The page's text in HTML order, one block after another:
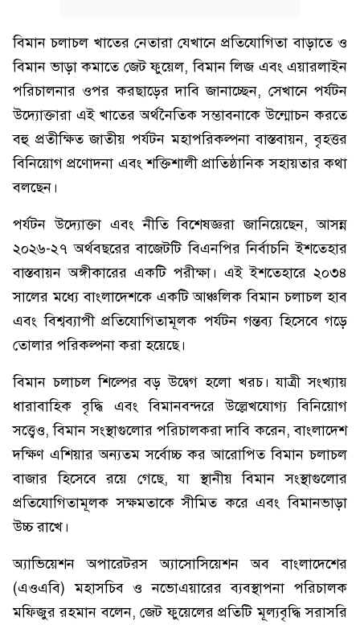
বিমান চলাচল খাতের নেতারা যেখানে প্রতিযোগিতা বাড়াতে ও
বিমান ভাড়া কমাতে জেট ফুয়েল, বিমান লিজ এবং এয়ারলাইন
পরিচালনার ওপর করছাড়ের দাবি জানাচ্ছেন, সেখানে পর্যটন
উদ্যোক্তারা এই খাতের অর্থনৈতিক সম্ভাবনাকে উন্মোচন করতে
বহু প্রতীক্ষিত জাতীয় পর্যটন মহাপরিকল্পনা বাস্তবায়ন, বৃহত্তর
বিনিয়োগ প্রণোদনা এবং শক্তিশালী প্রাতিষ্ঠানিক সহায়তার কথা
বলছেন।
পর্যটন উদ্যোক্তা এবং নীতি বিশেষজ্ঞরা জানিয়েছেন, আসন্ন
২০২৬-২৭ অর্থবছরের বাজেটটি বিএনপির নির্বাচনি ইশতেহার
বাস্তবায়ন অঙ্গীকারের একটি পরীক্ষা। এই ইশতেহারে ২০৩৪
সালের মধ্যে বাংলাদেশকে একটি আঞ্চলিক বিমান চলাচল হাব
এবং বিশ্বব্যাপী প্রতিযোগিতামূলক পর্যটন গন্তব্য হিসেবে গড়ে
তোলার পরিকল্পনা করা হয়েছে।
বিমান চলাচল শিল্পের বড় উদ্বেগ হলো খরচ। যাত্রী সংখ্যায়
ধারাবাহিক বৃদ্ধি এবং বিমানবন্দরে উল্লেখযোগ্য বিনিয়োগ
সত্ত্বেও, বিমান সংস্থাগুলোর পরিচালকরা দাবি করেন, বাংলাদেশ
দক্ষিণ এশিয়ার অন্যতম সর্বোচ্চ কর আরোপিত বিমান চলাচল
বাজার হিসেবে রয়ে গেছে, যা স্থানীয় বিমান সংস্থাগুলোর
প্রতিযোগিতামূলক সক্ষমতাকে সীমিত করে এবং বিমানভাড়া
উচ্চ রাখে।
অ্যাভিয়েশন অপারেটরস অ্যাসোসিয়েশন অব বাংলাদেশের
(এওএবি) মহাসচিব ও নভোএয়ারের ব্যবস্থাপনা পরিচালক
মফিজুর রহমান বলেন, জেট ফুয়েলের প্রতিটি মূল্যবৃদ্ধি সরাসরি